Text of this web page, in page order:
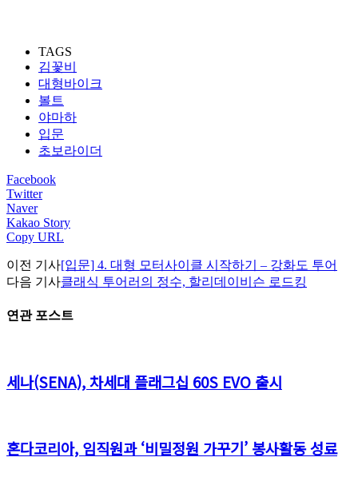
TAGS
김꽃비
대형바이크
볼트
야마하
입문
초보라이더
Facebook
Twitter
Naver
Kakao Story
Copy URL
이전 기사[입문] 4. 대형 모터사이클 시작하기 – 강화도 투어
다음 기사클래식 투어러의 정수, 할리데이비슨 로드킹
연관 포스트
세나(SENA), 차세대 플래그십 60S EVO 출시
혼다코리아, 임직원과 ‘비밀정원 가꾸기’ 봉사활동 성료